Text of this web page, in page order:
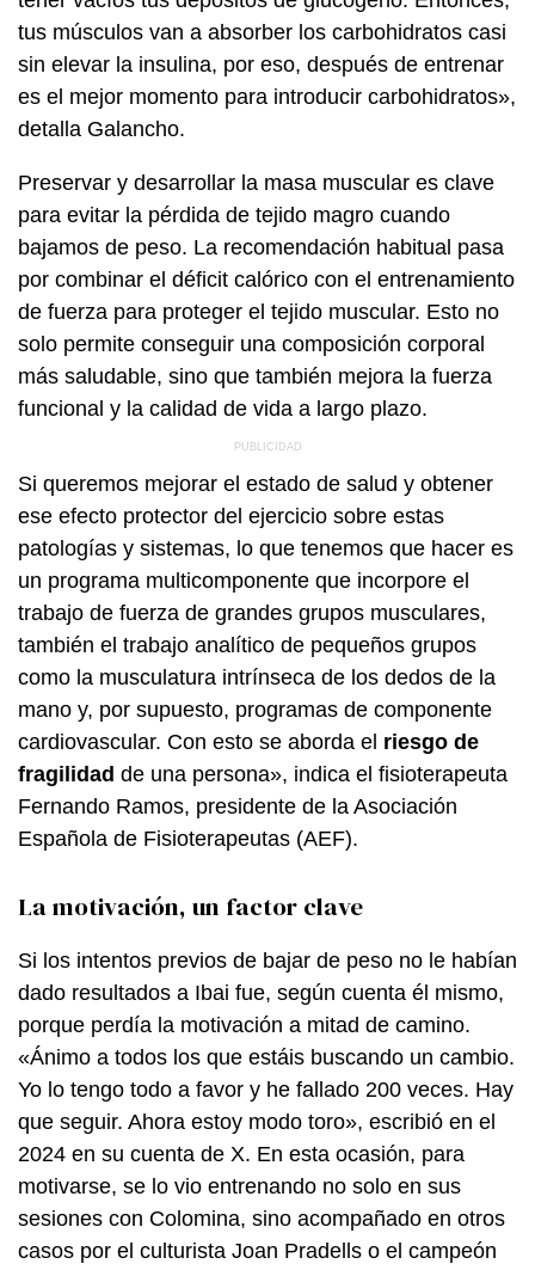
tus músculos van a absorber los carbohidratos casi
sin elevar la insulina, por eso, después de entrenar
es el mejor momento para introducir carbohidratos»,
detalla Galancho.
Preservar y desarrollar la masa muscular es clave
para evitar la pérdida de tejido magro cuando
bajamos de peso. La recomendación habitual pasa
por combinar el déficit calórico con el entrenamiento
de fuerza para proteger el tejido muscular. Esto no
solo permite conseguir una composición corporal
más saludable, sino que también mejora la fuerza
funcional y la calidad de vida a largo plazo.
Si queremos mejorar el estado de salud y obtener
ese efecto protector del ejercicio sobre estas
patologías y sistemas, lo que tenemos que hacer es
un programa multicomponente que incorpore el
trabajo de fuerza de grandes grupos musculares,
también el trabajo analítico de pequeños grupos
como la musculatura intrínseca de los dedos de la
mano y, por supuesto, programas de componente
cardiovascular. Con esto se aborda el riesgo de
fragilidad de una persona», indica el fisioterapeuta
Fernando Ramos, presidente de la Asociación
Española de Fisioterapeutas (AEF).
La motivación, un factor clave
Si los intentos previos de bajar de peso no le habían
dado resultados a Ibai fue, según cuenta él mismo,
porque perdía la motivación a mitad de camino.
«Ánimo a todos los que estáis buscando un cambio.
Yo lo tengo todo a favor y he fallado 200 veces. Hay
que seguir. Ahora estoy modo toro», escribió en el
2024 en su cuenta de X. En esta ocasión, para
motivarse, se lo vio entrenando no solo en sus
sesiones con Colomina, sino acompañado en otros
casos por el culturista Joan Pradells o el campeón